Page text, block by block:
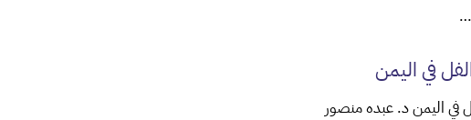
في اليمن
في اليمن د. عبده منصور